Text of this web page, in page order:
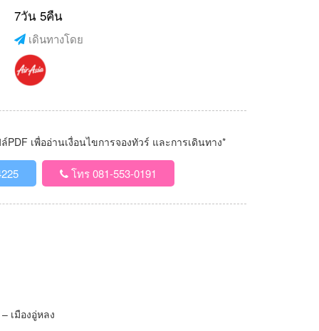
7วัน 5คืน
เดินทางโดย
เพื่ออ่านเงื่อนไขการจองทัวร์ และการเดินทาง*
โทร 081-553-0191
เมืองอู่หลง